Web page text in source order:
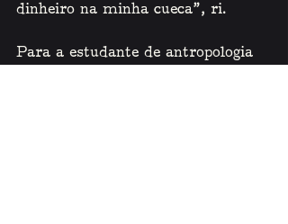
dinheiro na minha cueca”, ri.
Para a estudante de antropologia